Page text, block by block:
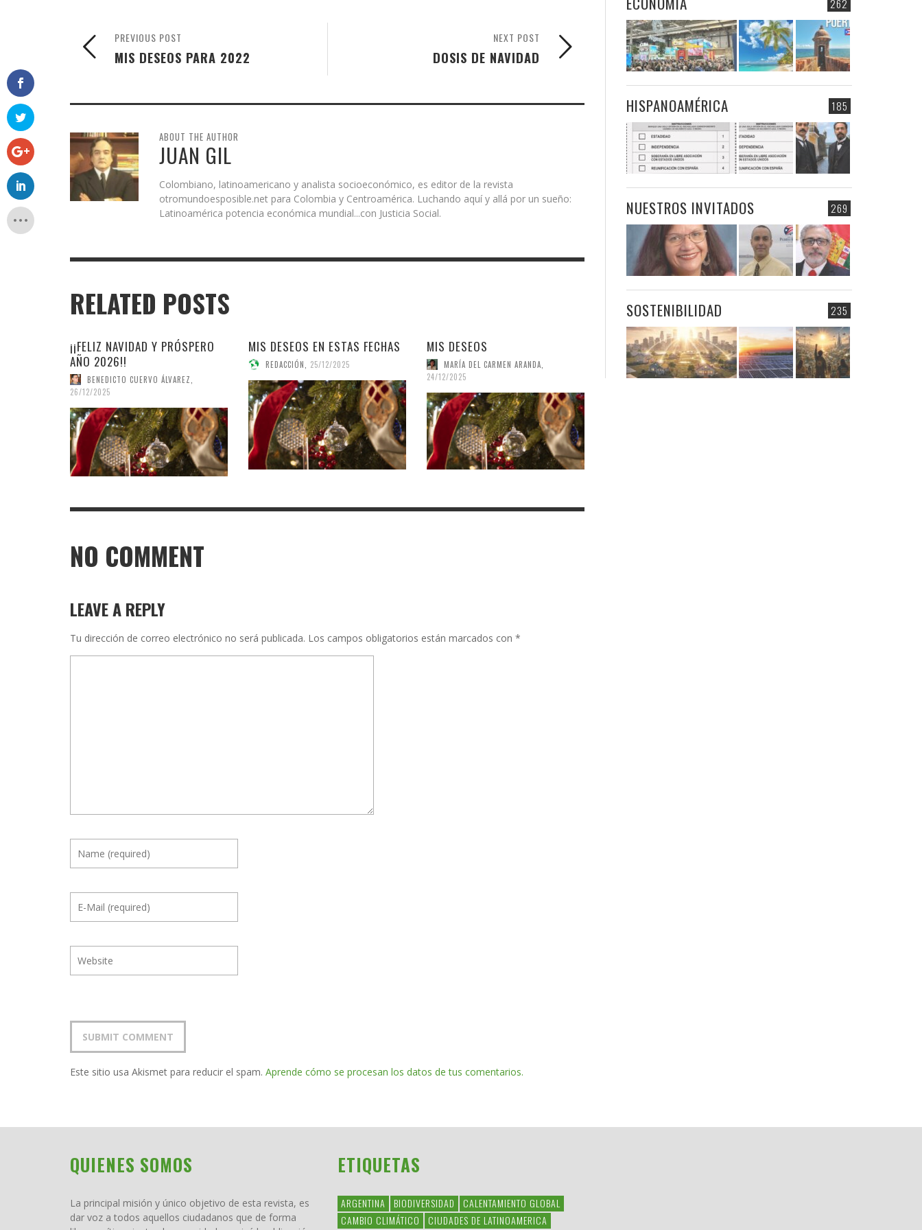
NEXT POST
DOSIS DE NAVIDAD
PREVIOUS POST
MIS DESEOS PARA 2022
ABOUT THE AUTHOR
JUAN GIL
Colombiano, latinoamericano y analista socioeconómico, es editor de la revista
otromundoesposible.net para Colombia y Centroamérica. Luchando aquí y allá por un sueño:
Latinoamérica potencia económica mundial...con Justicia Social.
RELATED POSTS
¡¡FELIZ NAVIDAD Y PRÓSPERO
AÑO 2026!!
BENEDICTO CUERVO ÁLVAREZ,
26/12/2025
MIS DESEOS EN ESTAS FECHAS
REDACCIÓN, 25/12/2025
MIS DESEOS
MARÍA DEL CARMEN ARANDA,
24/12/2025
NO COMMENT
LEAVE A REPLY
Tu dirección de correo electrónico no será publicada. Los campos obligatorios están marcados con *
Este sitio usa Akismet para reducir el spam. Aprende cómo se procesan los datos de tus comentarios.
262
185
HISPANOAMÉRICA
269
NUESTROS INVITADOS
235
SOSTENIBILIDAD
QUIENES SOMOS
La principal misión y único objetivo de esta revista, es
dar voz a todos aquellos ciudadanos que de forma
ETIQUETAS
ARGENTINA BIODIVERSIDAD
CALENTAMIENTO GLOBAL
CAMBIO CLIMÁTICO
CIUDADES DE LATINOAMERICA